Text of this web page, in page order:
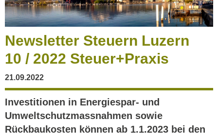
Newsletter Steuern Luzern
10 / 2022 Steuer+Praxis
21.09.2022
Investitionen in Energiespar- und
Umweltschutzmassnahmen sowie
Rückbaukosten können ab 1.1.2023 bei den